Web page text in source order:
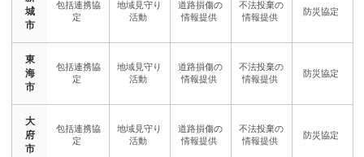
城
市
東
海
市
大
府
市